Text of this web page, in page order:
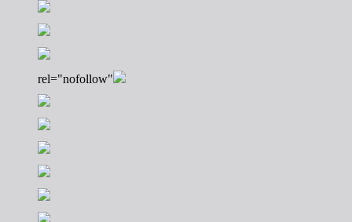
rel="nofollow"